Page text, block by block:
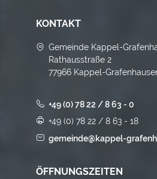
KONTAKT
Gemeinde Kappel-
Rathausstraße 2
77966 Kappel-
+49 (0) 78 22 / 8 63 - 0
+49 (0) 78 22 / 8 63 - 18
gemeinde@kappel-
ÖFFNUNGSZEITEN